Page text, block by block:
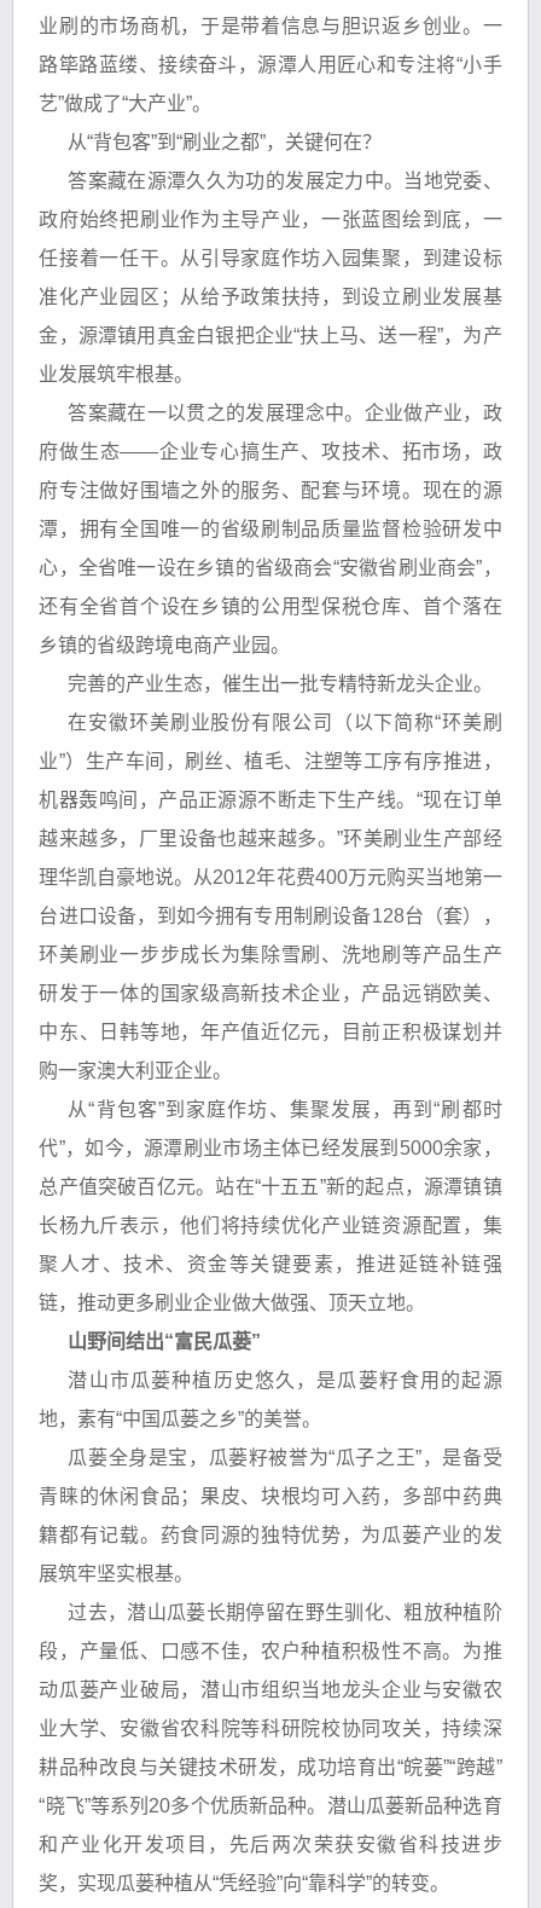
业刷的市场商机，于是带着信息与胆识返乡创业。一
路筚路蓝缕、接续奋斗，源潭人用匠心和专注将“小手
艺”做成了“大产业”。
从“背包客”到“刷业之都”，关键何在？
答案藏在源潭久久为功的发展定力中。当地党委、
政府始终把刷业作为主导产业，一张蓝图绘到底，一
任接着一任干。从引导家庭作坊入园集聚，到建设标
准化产业园区；从给予政策扶持，到设立刷业发展基
金，源潭镇用真金白银把企业“扶上马、送一程”，为产
业发展筑牢根基。
答案藏在一以贯之的发展理念中。企业做产业，政
府做生态——企业专心搞生产、攻技术、拓市场，政
府专注做好围墙之外的服务、配套与环境。现在的源
潭，拥有全国唯一的省级刷制品质量监督检验研发中
心，全省唯一设在乡镇的省级商会“安徽省刷业商会”，
还有全省首个设在乡镇的公用型保税仓库、首个落在
乡镇的省级跨境电商产业园。
完善的产业生态，催生出一批专精特新龙头企业。
在安徽环美刷业股份有限公司（以下简称“环美刷
业”）生产车间，刷丝、植毛、注塑等工序有序推进，
机器轰鸣间，产品正源源不断走下生产线。“现在订单
越来越多，厂里设备也越来越多。”环美刷业生产部经
理华凯自豪地说。从2012年花费400万元购买当地第一
台进口设备，到如今拥有专用制刷设备128台（套），
环美刷业一步步成长为集除雪刷、洗地刷等产品生产
研发于一体的国家级高新技术企业，产品远销欧美、
中东、日韩等地，年产值近亿元，目前正积极谋划并
购一家澳大利亚企业。
从“背包客”到家庭作坊、集聚发展，再到“刷都时
代”，如今，源潭刷业市场主体已经发展到5000余家，
总产值突破百亿元。站在“十五五”新的起点，源潭镇镇
长杨九斤表示，他们将持续优化产业链资源配置，集
聚人才、技术、资金等关键要素，推进延链补链强
链，推动更多刷业企业做大做强、顶天立地。
山野间结出“富民瓜蒌”
潜山市瓜蒌种植历史悠久，是瓜蒌籽食用的起源
地，素有“中国瓜蒌之乡”的美誉。
瓜蒌全身是宝，瓜蒌籽被誉为“瓜子之王”，是备受
青睐的休闲食品；果皮、块根均可入药，多部中药典
籍都有记载。药食同源的独特优势，为瓜蒌产业的发
展筑牢坚实根基。
过去，潜山瓜蒌长期停留在野生驯化、粗放种植阶
段，产量低、口感不佳，农户种植积极性不高。为推
动瓜蒌产业破局，潜山市组织当地龙头企业与安徽农
业大学、安徽省农科院等科研院校协同攻关，持续深
耕品种改良与关键技术研发，成功培育出“皖蒌”“跨越”
“晓飞”等系列20多个优质新品种。潜山瓜蒌新品种选育
和产业化开发项目，先后两次荣获安徽省科技进步
奖，实现瓜蒌种植从“凭经验”向“靠科学”的转变。